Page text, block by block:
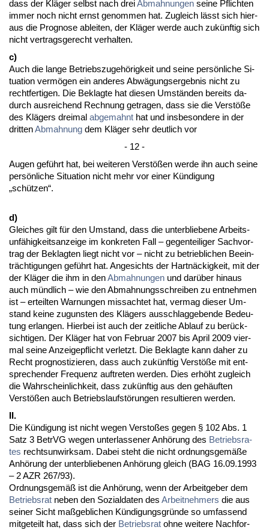
dass der Kläger selbst nach dreiAb­mah­nun­gen sei­ne Pflich­ten
im­mer noch nicht ernst ge­nom­men hat. Zu­gleich lässt sich hier­
aus die Pro­gno­se ab­lei­ten, der Kläger wer­de auch zukünf­tig sich
nicht ver­trags­ge­recht ver­hal­ten.
c)
Auch die lan­ge Be­triebs­zu­gehörig­keit und sei­ne persönli­che Si­
tua­ti­on vermögen ein an­de­res Abwägungs­er­geb­nis nicht zu
recht­fer­ti­gen. Die Be­klag­te hat die­sen Umständen be­reits da­
durch aus­rei­chend Rech­nung ge­tra­gen, dass sie die Verstöße
des Klägers drei­mal ab­ge­mahnt hat und ins­be­son­de­re in der
drit­tenAb­mah­nung dem Kläger sehr deut­lich vor
- 12 -
Au­gen geführt hat, bei wei­te­ren Verstößen wer­de ihn auch sei­ne
persönli­che Si­tua­ti­on nicht mehr vor ei­ner Kündi­gung
„schützen“.
d)
Glei­ches gilt für den Um­stand, dass die un­ter­blie­be­ne Ar­beits­
unfähig­keits­an­zei­ge im kon­kre­ten Fall – ge­gen­tei­li­ger Sach­vor­
trag der Be­klag­ten liegt nicht vor – nicht zu be­trieb­li­chen Be­ein­
träch­ti­gun­gen geführt hat. An­ge­sichts der Hartnäckig­keit, mit der
der Kläger die ihm in denAb­mah­nun­gen und darüber hin­aus
auch münd­lich – wie den Ab­mah­nungs­schrei­ben zu ent­neh­men
ist – er­teil­ten War­nun­gen miss­ach­tet hat, ver­mag die­ser Um­
stand kei­ne zu­guns­ten des Klägers aus­schlag­ge­ben­de Be­deu­
tung er­lan­gen. Hier­bei ist auch der zeit­li­che Ab­lauf zu berück­
sich­ti­gen. Der Kläger hat von Fe­bru­ar 2007 bis April 2009 vier­
mal sei­ne An­zei­ge­pflicht ver­letzt. Die Be­klag­te kann da­her zu
Recht pro­gnos­ti­zie­ren, dass auch zukünf­tig Verstöße mit ent­
spre­chen­der Fre­quenz auf­tre­ten wer­den. Dies erhöht zu­gleich
die Wahr­schein­lich­keit, dass zukünf­tig aus den gehäuf­ten
Verstößen auch Be­triebs­laufstörun­gen re­sul­tie­ren wer­den.
II.
Die Kündi­gung ist nicht we­gen Ver­s­toßes ge­gen § 102 Abs. 1
Satz 3 Be­trVG we­gen un­ter­las­se­ner Anhörung des Be­triebs­ra­
tes rechts­un­wirk­sam. Da­bei steht die nicht ord­nungs­gemäße
Anhörung der un­ter­blie­be­nen Anhörung gleich (BAG 16.09.1993
– 2 AZR 267/93).
Ord­nungs­gemäß ist die Anhörung, wenn der Ar­beit­ge­ber dem
Be­triebs­rat ne­ben den So­zi­al­da­ten des Ar­beit­neh­mers die aus
sei­ner Sicht maßgeb­li­chen Kündi­gungs­gründe so um­fas­send
mit­ge­teilt hat, dass sich der Be­triebs­rat oh­ne wei­te­re Nach­for­